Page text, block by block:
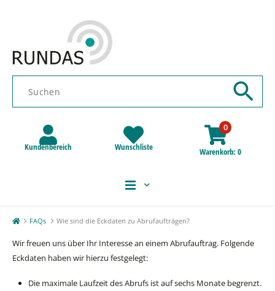
Kundenbereich Wunschliste
0
Warenkorb 0
FAQs Wie sind die Eckdaten zu Abrufaufträgen?
Wir freuen uns über Ihr Interesse an einem Abrufauftrag. Folgende
Eckdaten haben wir hierzu festgelegt:
Die maximale Laufzeit des Abrufs ist auf sechs Monate begrenzt.